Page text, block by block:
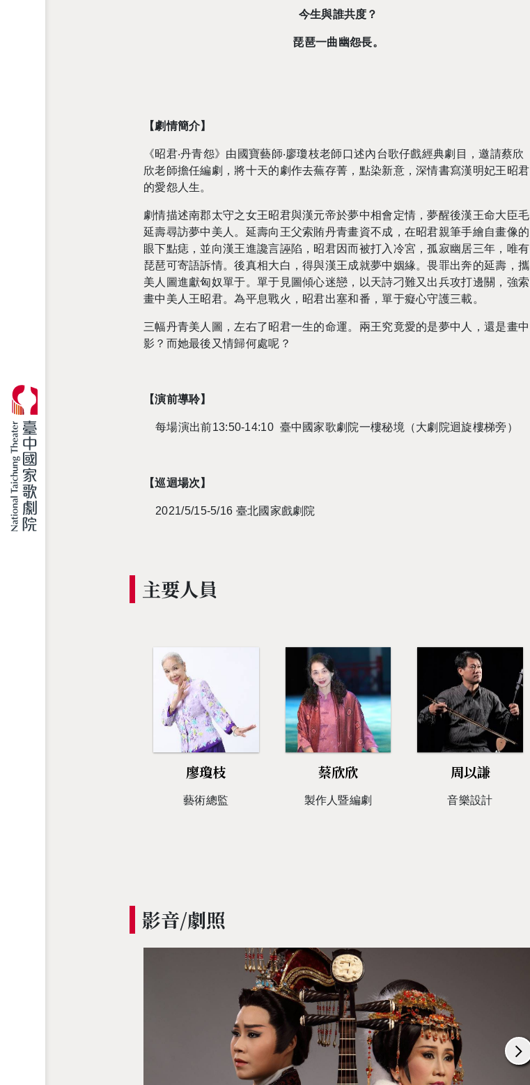
今生與誰共度？
琵琶一曲幽怨長。
【劇情簡介】
《昭君‧丹青怨》由國寶藝師‧廖瓊枝老師口述內台歌仔戲經典劇目，邀請蔡欣
欣老師擔任編劇，將十天的劇作去蕪存菁，點染新意，深情書寫漢明妃王昭君
的愛怨人生。
劇情描述南郡太守之女王昭君與漢元帝於夢中相會定情，夢醒後漢王命大臣毛
延壽尋訪夢中美人。延壽向王父索賄丹青畫資不成，在昭君親筆手繪自畫像的
眼下點痣，並向漢王進讒言誣陷，昭君因而被打入冷宮，孤寂幽居三年，唯有
琵琶可寄語訴情。後真相大白，得與漢王成就夢中姻緣。畏罪出奔的延壽，攜
美人圖進獻匈奴單于。單于見圖傾心迷戀，以天詩刁難又出兵攻打邊關，強索
畫中美人王昭君。為平息戰火，昭君出塞和番，單于癡心守護三載。
三幅丹青美人圖，左右了昭君一生的命運。兩王究竟愛的是夢中人，還是畫中
影？而她最後又情歸何處呢？
【演前導聆】
每場演出前13:50-14:10 臺中 國家歌劇院一樓秘境（大劇院迴旋樓梯旁）
【巡迴場次】
2021/5/15-5/16 臺北國家戲劇院
主要人員
廖瓊枝
藝術總監
蔡欣欣
製作人暨編劇
周以謙
音樂設計
影音/劇照